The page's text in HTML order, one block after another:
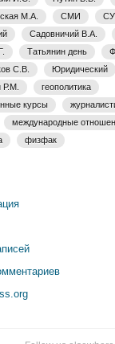
М.А.
СМИ
Садовничий В.А.
Татьянин день
С.В.
Юридический
Р.М.
геополитика
курсы
международные
физфак